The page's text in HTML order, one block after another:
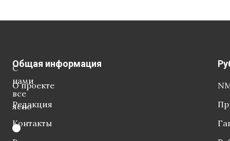
С
нами
все
ясно
Общая информация
О проекте
Редакция
Контакты